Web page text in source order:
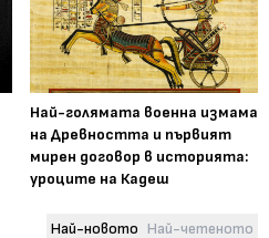
Най-голямата военна измама
на Древността и първият
мирен договор в историята:
уроците на Кадеш
Най-новото Най-четеното